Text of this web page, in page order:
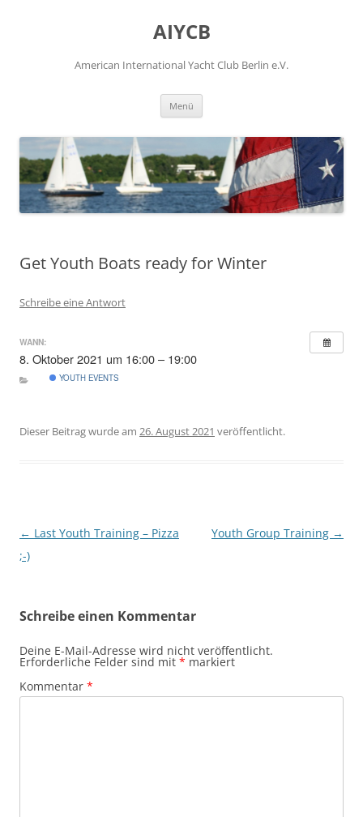
AIYCB
American International Yacht Club Berlin e.V.
Menü
Get Youth Boats ready for Winter
Schreibe eine Antwort
WANN:
8. Oktober 2021 um 16:00 – 19:00
YOUTH EVENTS
Dieser Beitrag wurde am 26. August 2021 veröffentlicht.
Beitragsnavigation
← Last Youth Training – Pizza
;-)
Youth Group Training →
Schreibe einen Kommentar
Deine E-Mail-Adresse wird nicht veröffentlicht.
Erforderliche Felder sind mit * markiert
Kommentar *